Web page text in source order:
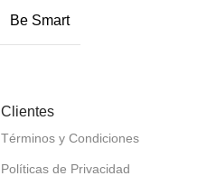
Be Smart
Clientes
Términos y Condiciones
Políticas de Privacidad